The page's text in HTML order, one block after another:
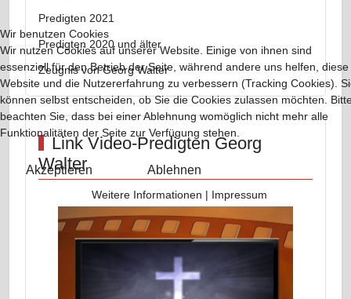
Predigten 2021
Predigten 2020 und älter
Zeugnis von Georg Walter
Link Video-Predigten Georg
Walter
Wir benutzen Cookies
Wir nutzen Cookies auf unserer Website. Einige von ihnen sind
essenziell für den Betrieb der Seite, während andere uns helfen, diese
Website und die Nutzererfahrung zu verbessern (Tracking Cookies).
können selbst entscheiden, ob Sie die Cookies zulassen möchten.
beachten Sie, dass bei einer Ablehnung womöglich nicht mehr alle
Funktionalitäten der Seite zur Verfügung stehen.
Akzeptieren Ablehnen
Weitere Informationen | Impressum